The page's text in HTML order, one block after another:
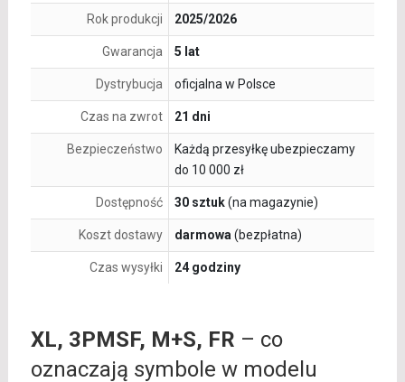
Rok produkcji 2025/2026
Gwarancja 5 lat
Dystrybucja oficjalna w Polsce
Czas na zwrot 21 dni
Bezpieczeństwo
Każdą przesyłkę ubezpieczamy
do 10 000 zł
Dostępność 30 sztuk(na magazynie)
Koszt dostawy darmowa (bezpłatna)
Czas wysyłki 24 godziny
XL, 3PMSF, M+S, FR – co
oznaczają symbole w modelu